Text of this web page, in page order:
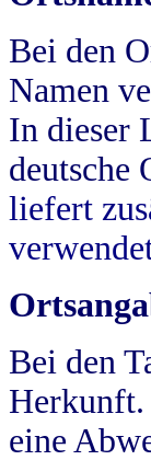
Bei den
Namen
In dieser
deutsche
liefert
Bei den
Herkunft.
eine